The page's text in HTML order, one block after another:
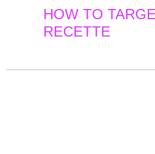
HOW TO
RECETTE